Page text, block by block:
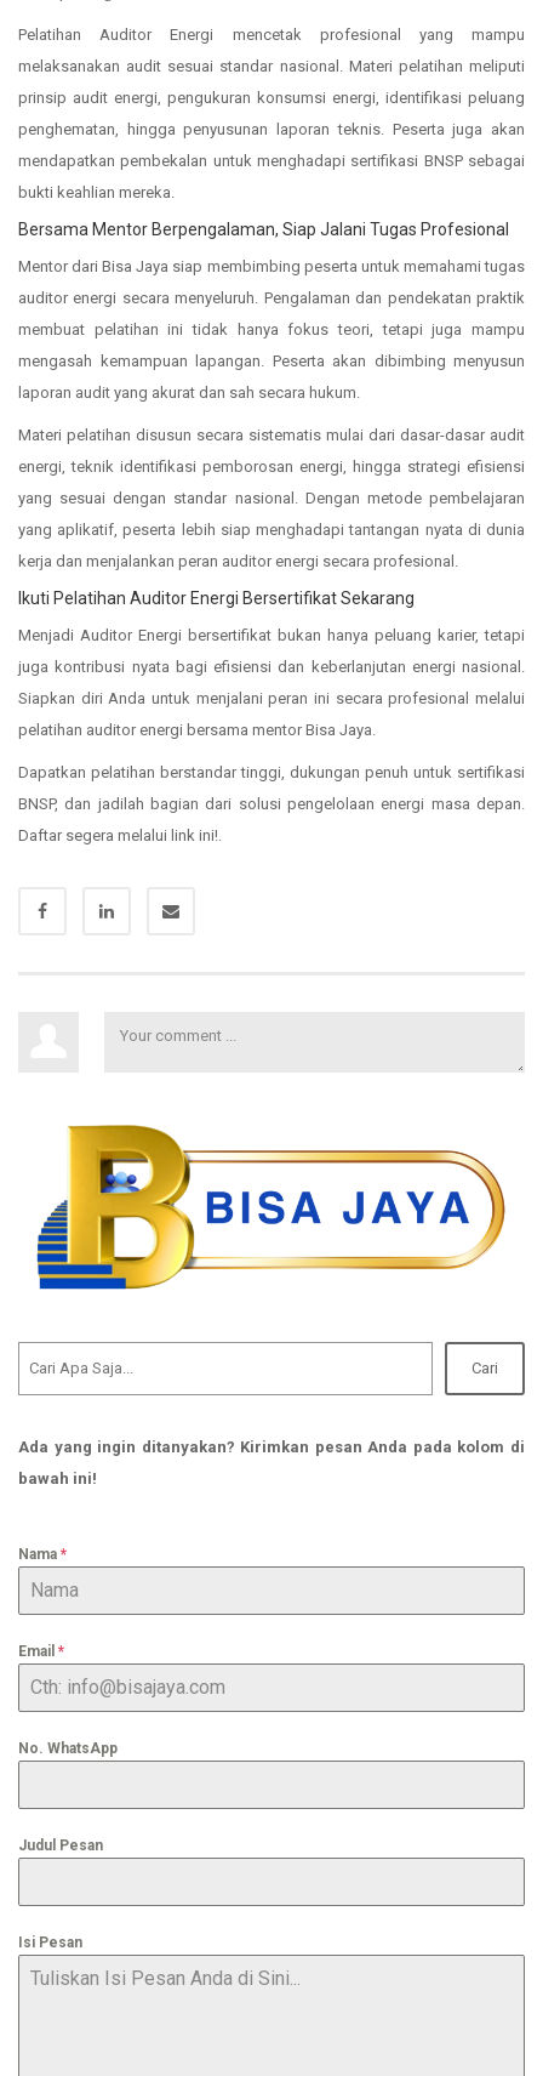
Pelatihan Auditor Energi mencetak profesional yang mampu
melaksanakan audit sesuai standar nasional. Materi pelatihan meliputi
prinsip audit energi, pengukuran konsumsi energi, identifikasi peluang
penghematan, hingga penyusunan laporan teknis. Peserta juga akan
mendapatkan pembekalan untuk menghadapi sertifikasi BNSP sebagai
bukti keahlian mereka.
Bersama Mentor Berpengalaman, Siap Jalani Tugas Profesional
Mentor dari Bisa Jaya siap membimbing peserta untuk memahami tugas
auditor energi secara menyeluruh. Pengalaman dan pendekatan praktik
membuat pelatihan ini tidak hanya fokus teori, tetapi juga mampu
mengasah kemampuan lapangan. Peserta akan dibimbing menyusun
laporan audit yang akurat dan sah secara hukum.
Materi pelatihan disusun secara sistematis mulai dari dasar-dasar audit
energi, teknik identifikasi pemborosan energi, hingga strategi efisiensi
yang sesuai dengan standar nasional. Dengan metode pembelajaran
yang aplikatif, peserta lebih siap menghadapi tantangan nyata di dunia
kerja dan menjalankan peran auditor energi secara profesional.
Ikuti Pelatihan Auditor Energi Bersertifikat Sekarang
Menjadi Auditor Energi bersertifikat bukan hanya peluang karier, tetapi
juga kontribusi nyata bagi efisiensi dan keberlanjutan energi nasional.
Siapkan diri Anda untuk menjalani peran ini secara profesional melalui
pelatihan auditor energi bersama mentor Bisa Jaya.
Dapatkan pelatihan berstandar tinggi, dukungan penuh untuk sertifikasi
BNSP, dan jadilah bagian dari solusi pengelolaan energi masa depan.
Daftar segera melalui link ini!.
Cari
Ada yang ingin ditanyakan? Kirimkan pesan Anda pada kolom di
bawah ini!
Nama *
Email *
No. WhatsApp
Judul Pesan
Isi Pesan